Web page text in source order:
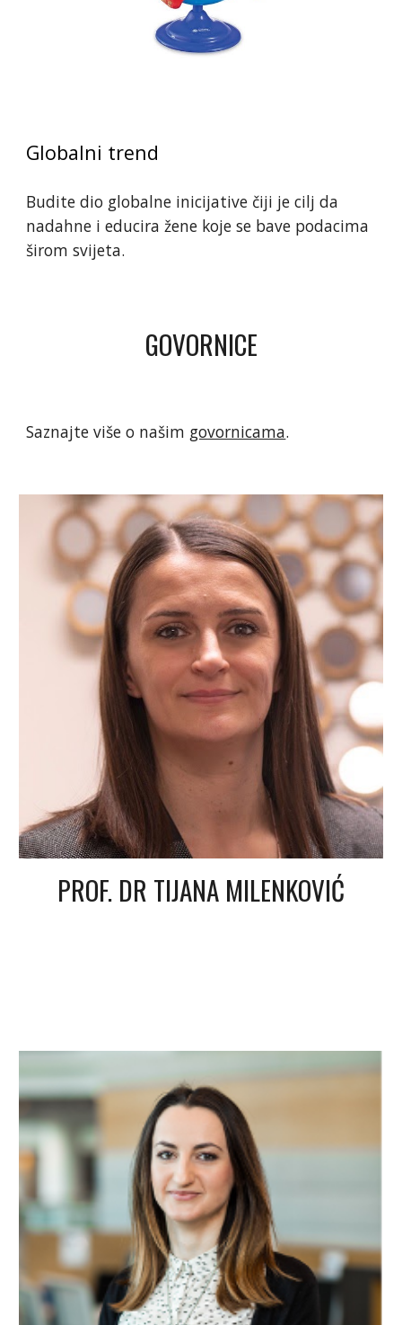
Globalni trend
Budite dio globalne inicijative čiji je cilj da
nadahne i educira žene koje se bave podacima
širom svijeta.
GOVORNICE
Saznajte više o našim govornicama.
PROF. DR TIJANA MILENKOVIĆ